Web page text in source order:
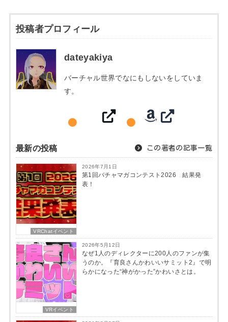
投稿者プロフィール
dateyakiya
バーチャル世界でなにもしないをしていま
す。
最新の投稿 この著者の記事一覧
VRChatイベント
2026年7月1日
第1回バチャマガコンテスト2026 結果発
表！
VRイベント
2026年5月12日
なぜ1人のディレクターに200人のファンが集
うのか。『育良さんかわいいサミット2』で明
らかになった“神がかった”かわいさとは。